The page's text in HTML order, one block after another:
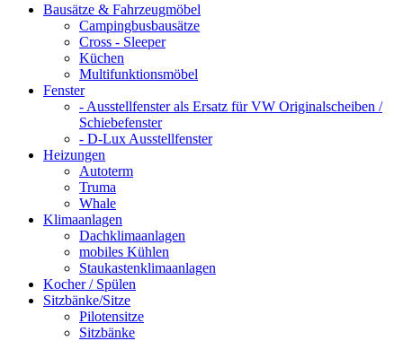
Bausätze & Fahrzeugmöbel
Campingbusbausätze
Cross - Sleeper
Küchen
Multifunktionsmöbel
Fenster
- Ausstellfenster als Ersatz für VW Originalscheiben /
Schiebefenster
- D-Lux Ausstellfenster
Heizungen
Autoterm
Truma
Whale
Klimaanlagen
Dachklimaanlagen
mobiles Kühlen
Staukastenklimaanlagen
Kocher / Spülen
Sitzbänke/Sitze
Pilotensitze
Sitzbänke